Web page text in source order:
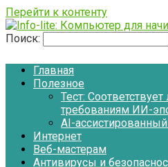
Перейти к контенту
Поиск:
Главная
Полезное
Тест:
требованиям ИИ-
AI-
Интернет
Веб-мастерам
Антивирусы и